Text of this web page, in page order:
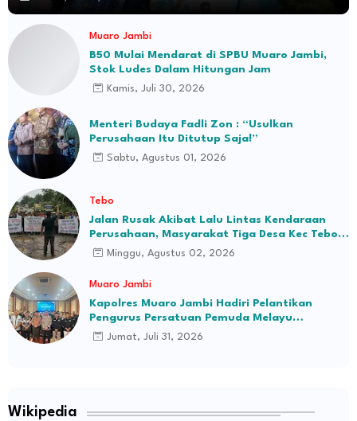
Muaro Jambi
B50 Mulai Mendarat di SPBU Muaro Jambi,
Stok Ludes Dalam Hitungan Jam
Kamis, Juli 30, 2026
Menteri Budaya Fadli Zon : “Usulkan
Perusahaan Itu Ditutup Saja!”
Sabtu, Agustus 01, 2026
Tebo
Jalan Rusak Akibat Lalu Lintas Kendaraan
Perusahaan, Masyarakat Tiga Desa Kec Tebo
Ilir Bakal Blokade Jalan
Minggu, Agustus 02, 2026
Muaro Jambi
Kapolres Muaro Jambi Hadiri Pelantikan
Pengurus Persatuan Pemuda Melayu
Kabupaten Muaro Jambi Periode 2026–2031
Jumat, Juli 31, 2026
Wikipedia